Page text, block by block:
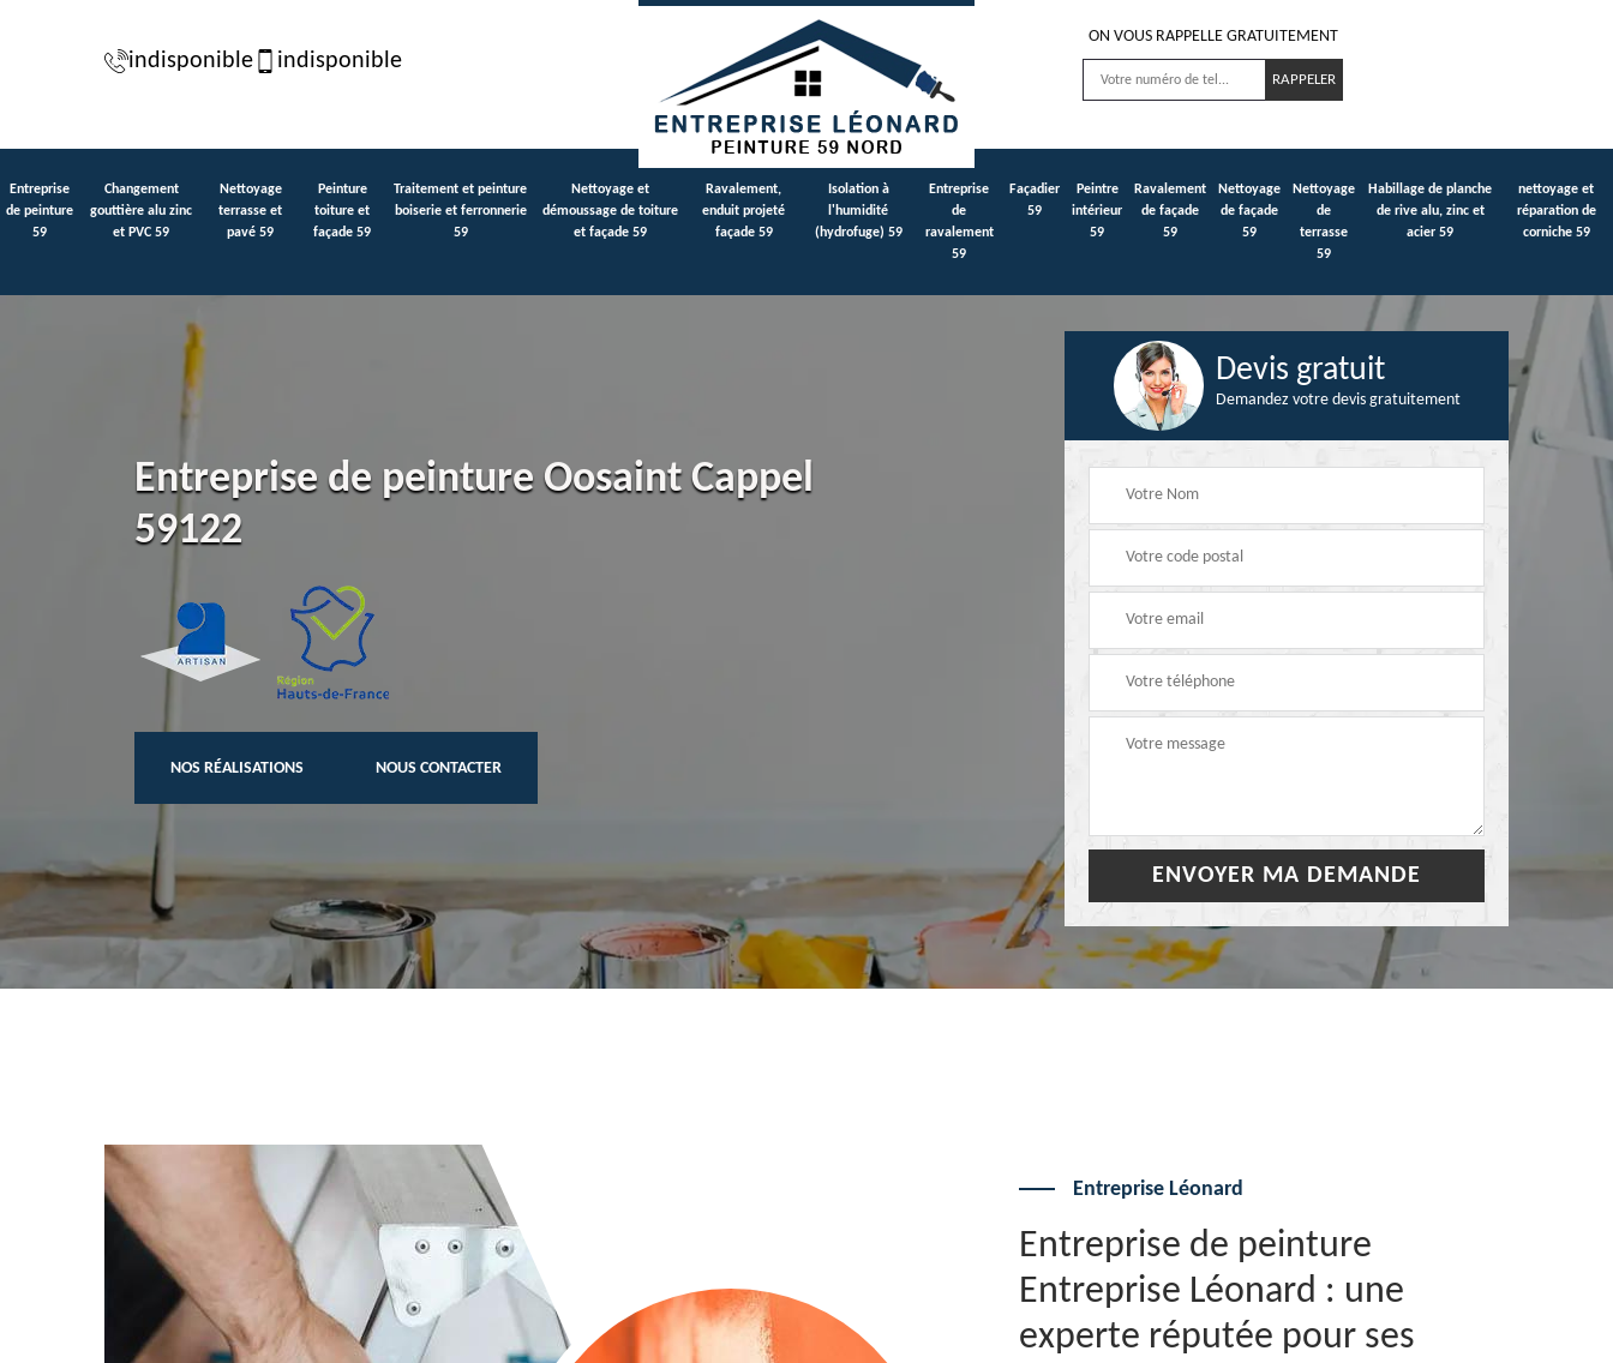
indisponible indisponible
ON VOUS RAPPELLE GRATUITEMENT
Entreprise
de peinture
59
Changement
gouttière alu zinc
et PVC 59
Nettoyage
terrasse et
pavé 59
Peinture
toiture et
façade 59
Traitement et peinture
boiserie et ferronnerie
59
Nettoyage et
démoussage de toiture
et façade 59
Ravalement,
enduit projeté
façade 59
Isolation à
l'humidité
(hydrofuge) 59
Entreprise
de
ravalement
59
Façadier
59
Peintre
intérieur
59
Ravalement
de façade
59
Nettoyage
de façade
59
Nettoyage
de
terrasse
59
Habillage de planche
de rive alu, zinc et
acier 59
nettoyage et
réparation de
corniche 59
Entreprise de peinture Oosaint Cappel
59122
NOS RÉALISATIONS NOUS CONTACTER
Devis gratuit
Demandez votre devis gratuitement
Entreprise Léonard
Entreprise de peinture
Entreprise Léonard : une
experte réputée pour ses